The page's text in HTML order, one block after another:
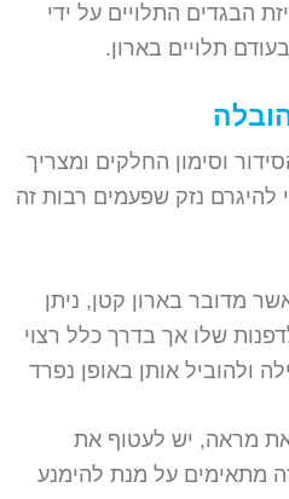
הבגדים התלויים על ידי
תלויים בארון.
וסימון החלקים ומצריך
להיגרם נזק שפעמים רבות זה
מדובר בארון קטן, ניתן
שלו אך בדרך כלל רצוי
ולהוביל אותן באופן נפרד
מראה, יש לעטוף את
מתאימים על מנת להימנע